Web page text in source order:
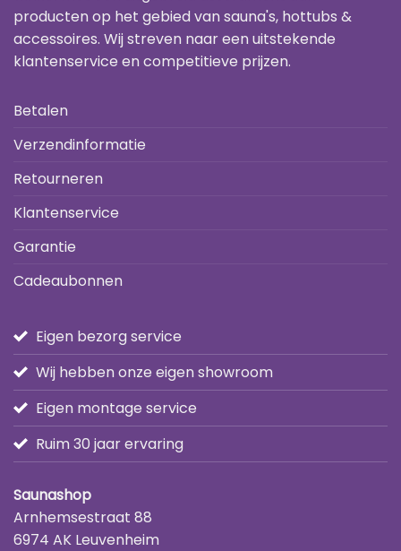
producten op het gebied van sauna's, hottubs &
accessoires. Wij streven naar een uitstekende
klantenservice en competitieve prijzen.
Betalen
Verzendinformatie
Retourneren
Klantenservice
Garantie
Cadeaubonnen
Eigen bezorg service
Wij hebben onze eigen showroom
Eigen montage service
Ruim 30 jaar ervaring
Saunashop
Arnhemsestraat 88
6974 AK Leuvenheim